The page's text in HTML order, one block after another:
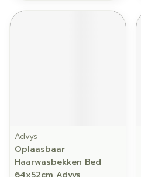
Advys
Oplaasbaar
Haarwasbekken Bed